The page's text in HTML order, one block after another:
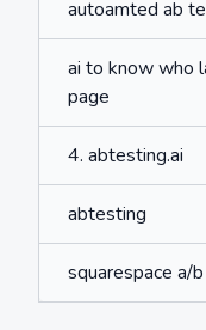
autoamted ab
ai to know who
page
4. abtesting.ai
abtesting
squarespace a/